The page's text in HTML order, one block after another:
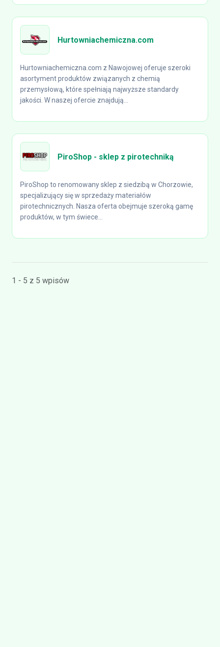
Hurtowniachemiczna.com
Hurtowniachemiczna.com z Nawojowej oferuje szeroki
asortyment produktów związanych z chemią
przemysłową, które spełniają najwyższe standardy
jakości. W naszej ofercie znajdują...
PiroShop - sklep z pirotechniką
PiroShop to renomowany sklep z siedzibą w Chorzowie,
specjalizujący się w sprzedaży materiałów
pirotechnicznych. Nasza oferta obejmuje szeroką gamę
produktów, w tym świece...
1 - 5 z 5 wpisów